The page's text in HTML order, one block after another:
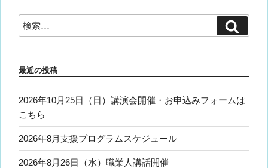
検
索:
最近の投稿
2026年10月25日（日）講演会開催・お申込みフォームは
こちら
2026年8月支援プログラムスケジュール
2026年8月26日（水）職業人講話開催